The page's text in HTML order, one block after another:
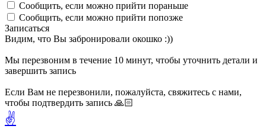
Сообщить, если можно прийти пораньше
Сообщить, если можно прийти попозже
Записаться
Видим, что Вы забронировали окошко :))
Мы перезвоним в течение 10 минут, чтобы уточнить детали и
завершить запись
Если Вам не перезвонили, пожалуйста, свяжитесь с нами,
чтобы подтвердить запись 🙏🏻
✌